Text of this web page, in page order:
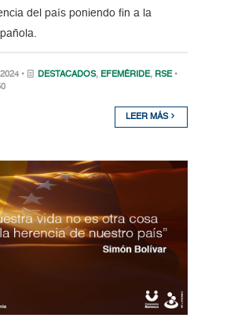
del país poniendo fin a la
• DESTACADOS, EFEMÉRIDE, RSE •
LEER MÁS